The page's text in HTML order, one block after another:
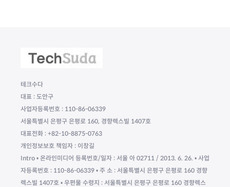
테크수다
대표 : 도안구
사업자등록번호 : 110-86-06339
서울특별시 은평구 은평로 160, 경향렉스빌 1407호
대표전화 : +82-10-8875-0763
개인정보보호 책임자 : 이창길
Intro • 온라인미디어 등록번호/일자 : 서울 아 02711 / 2013. 6. 26. • 사업
자등록번호 : 110-86-06339 • 주 소 : 서울특별시 은평구 은평로 160 경향
렉스빌 1407호 • 우편물 수령지 : 서울특별시 은평구 은평로 160 경향렉스